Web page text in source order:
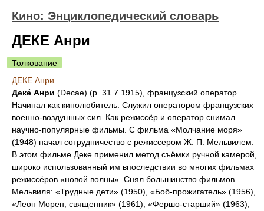
Кино: Энциклопедический словарь
ДЕКЕ Анри
Толкование
ДЕКЕ Анри
Деке́ Анри (Decae) (р. 31.7.1915), французский оператор.
Начинал как кинолюбитель. Служил оператором французских
военно-воздушных сил. Как режиссёр и оператор снимал
научно-популярные фильмы. С фильма «Молчание моря»
(1948) начал сотрудничество с режиссером Ж. П. Мельвилем.
В этом фильме Деке применил метод съёмки ручной камерой,
широко использованный им впоследствии во многих фильмах
режиссёров «новой волны». Снял большинство фильмов
Мельвиля: «Трудные дети» (1950), «Боб-прожигатель» (1956),
«Леон Морен, священник» (1961), «Фершо-старший» (1963),